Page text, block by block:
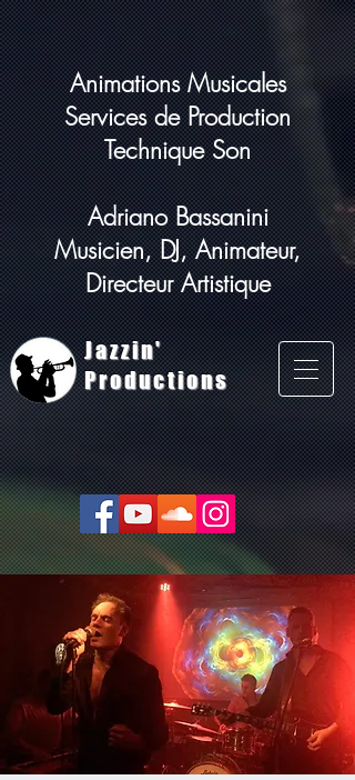
Animations Musicales
Services de Production
Technique Son
Adriano Bassanini
Musicien, DJ, Animateur,
Directeur Artistique
Jazzin'
Productions